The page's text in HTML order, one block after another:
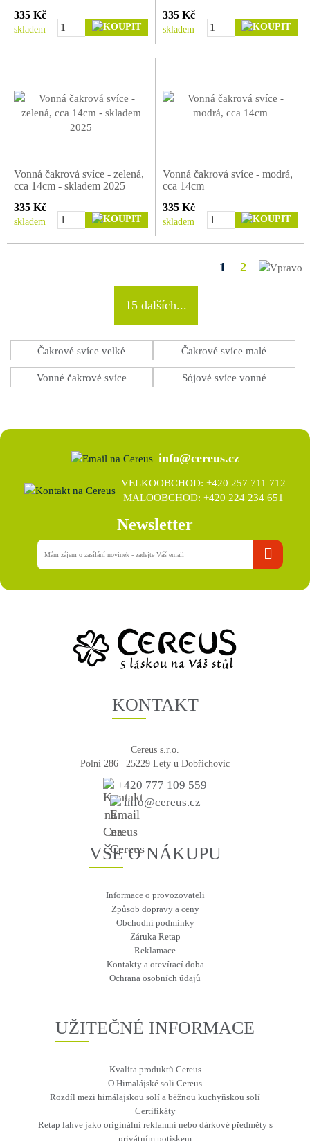
335 Kč
skladem
335 Kč
skladem
Vonná čakrová svíce - zelená,
cca 14cm - skladem 2025
335 Kč
skladem
Vonná čakrová svíce - modrá,
cca 14cm
335 Kč
skladem
1 2
15 dalších...
Čakrové svíce velké Čakrové svíce malé
Vonné čakrové svíce Sójové svíce vonné
info@cereus.cz
VELKOOBCHOD: +420 257 711 712
MALOOBCHOD: +420 224 234 651
Newsletter
KONTAKT
Cereus s.r.o.
Polní 286 | 25229 Lety u Dobřichovic
+420 777 109 559
info@cereus.cz
VŠE O NÁKUPU
Informace o provozovateli
Způsob dopravy a ceny
Obchodní podmínky
Záruka Retap
Reklamace
Kontakty a otevírací doba
Ochrana osobních údajů
UŽITEČNÉ INFORMACE
Kvalita produktů Cereus
O Himalájské soli Cereus
Rozdíl mezi himálajskou solí a běžnou kuchyňskou solí
Certifikáty
Retap lahve jako originální reklamní nebo dárkové předměty s
privátním potiskem